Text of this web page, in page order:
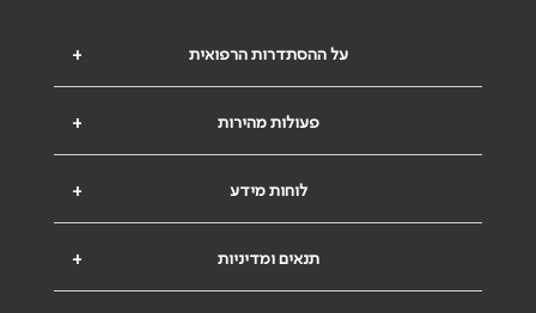
+ על ההסתדרות הרפואית
+ פעולות מהירות
+ לוחות מידע
+ תנאים ומדיניות